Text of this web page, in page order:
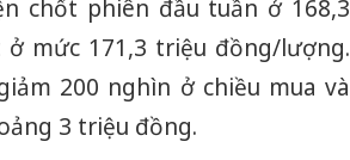
chốt phiên đầu tuần ở 168,3
mức 171,3 triệu đồng/lượng.
200 nghìn ở chiều mua và
3 triệu đồng.